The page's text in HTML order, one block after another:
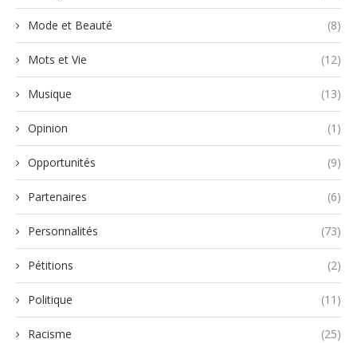
Mode et Beauté (8)
Mots et Vie (12)
Musique (13)
Opinion (1)
Opportunités (9)
Partenaires (6)
Personnalités (73)
Pétitions (2)
Politique (11)
Racisme (25)